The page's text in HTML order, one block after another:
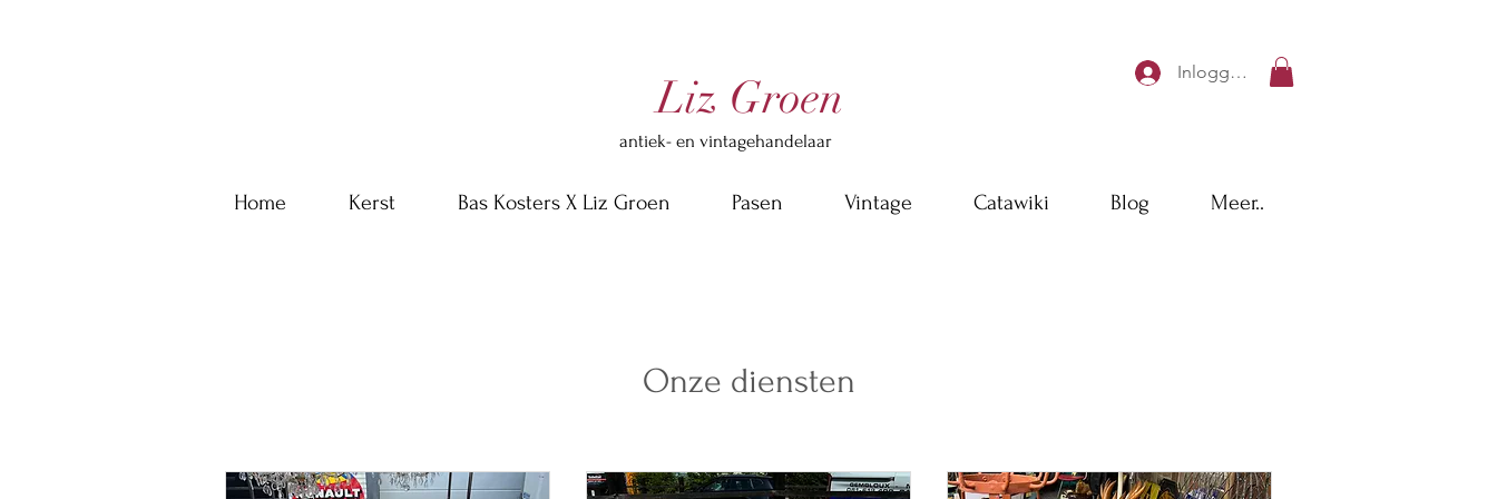
Liz Groen Inloggen
antiek- en vintagehandelaar
Home Kerst Bas Kosters X Liz Groen Pasen Vintage Catawiki Blog Meer..
Onze diensten